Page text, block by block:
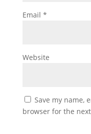
Email *
Website
Save my name,
browser for the